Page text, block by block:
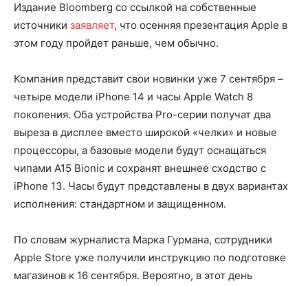
Издание Bloomberg со ссылкой на собственные
источники заявляет, что осенняя презентация Apple в
этом году пройдет раньше, чем обычно.
Компания представит свои новинки уже 7 сентября –
четыре модели iPhone 14 и часы Apple Watch 8
поколения. Оба устройства Pro-серии получат два
выреза в дисплее вместо широкой «челки» и новые
процессоры, а базовые модели будут оснащаться
чипами A15 Bionic и сохранят внешнее сходство с
iPhone 13. Часы будут представлены в двух вариантах
исполнения: стандартном и защищенном.
По словам журналиста Марка Гурмана, сотрудники
Apple Store уже получили инструкцию по подготовке
магазинов к 16 сентября. Вероятно, в этот день